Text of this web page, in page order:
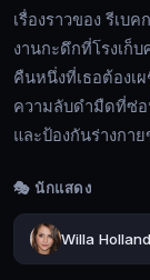
🔓
กา
โอ
เวน
จบ
วิชาการ
ด้าน
ศพ
เรื่องราวของ รีเบ
งานกะดึกที่โรงเก็
คืนหนึ่งที่เธอต้องเ
ความลับดำมืดที่ซ่
และป้องกันร่างกา
🎭 นักแสดง
Willa Holland